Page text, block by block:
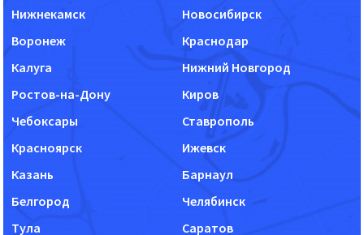
Нижнекамск
Новосибирск
Воронеж
Краснодар
Калуга
Нижний Новгород
Ростов-на-Дону
Киров
Чебоксары
Ставрополь
Красноярск
Ижевск
Казань
Барнаул
Белгород
Челябинск
Тула
Саратов